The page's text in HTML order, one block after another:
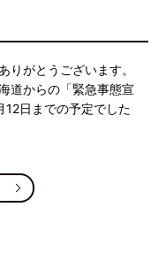
りがとうございます。
道からの「緊急事態宣
日までの予定でした